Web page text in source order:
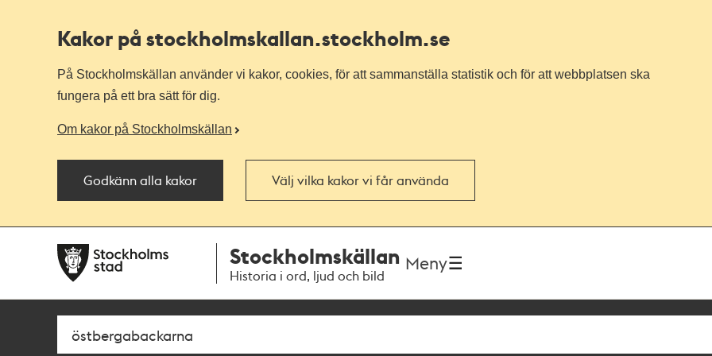
Kakor på stockholmskallan.stockholm.se
På Stockholmskällan använder vi kakor, cookies, för att sammanställa statistik och för att webbplatsen ska
fungera på ett bra sätt för dig.
Om kakor på Stockholmskällan
Godkänn alla kakor Välj vilka kakor vi får använda
navigationen
huvudinnehållet
Stockholmskällan
Historia i ord, ljud och bild
Meny
Sök